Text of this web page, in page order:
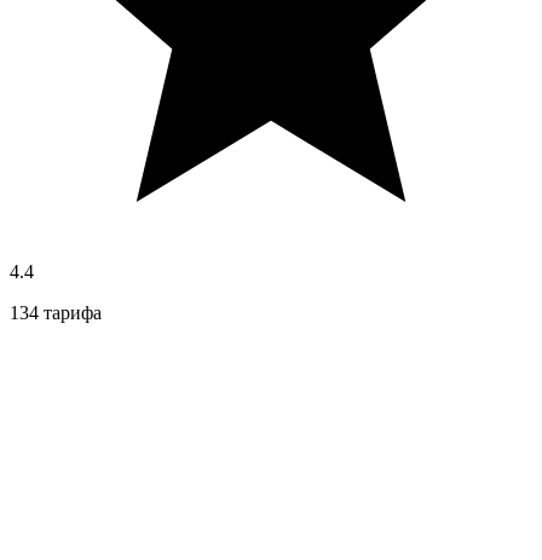
4.4
134 тарифа